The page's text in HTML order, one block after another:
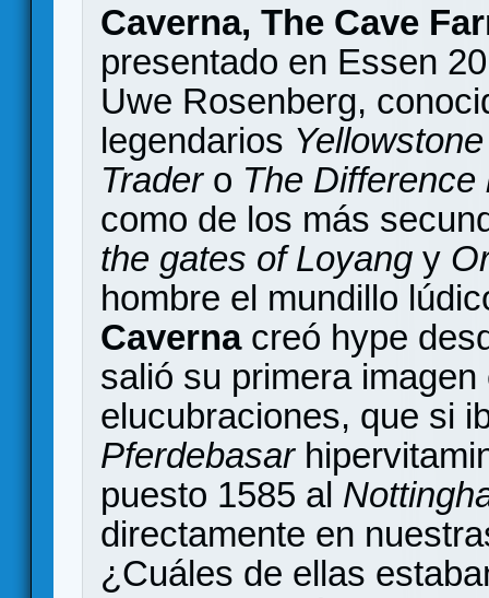
Caverna, The Cave
presentado en Essen
Uwe Rosenberg,
legendarios
Tradero The
como de los más
the gates of Loyang y
hombre el mundillo
Cavernacreó hype
salió su primera
elucubraciones, que si
Pferdebasar
puesto 1585 al
directamente en
¿Cuáles de ellas